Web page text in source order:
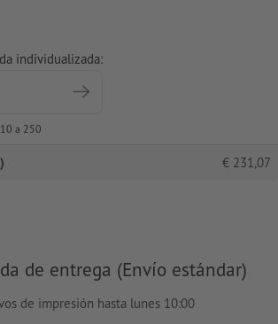
individualizada:
a 250
€ 231,07
de entrega (Envío estándar)
de impresión hasta lunes 10:00